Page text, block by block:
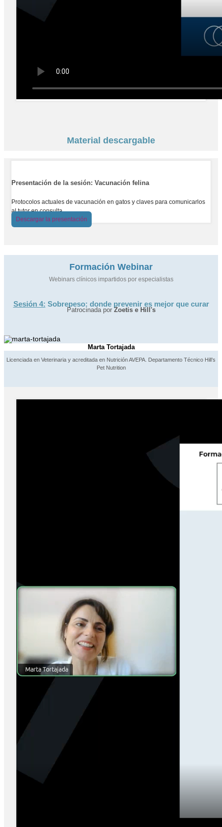
Material descargable
Presentación de la sesión: Vacunación felina
Protocolos actuales de vacunación en gatos y claves para comunicarlos
al tutor en consulta.
Descargar la presentación
Formación Webinar
Webinars clínicos impartidos por especialistas
Sesión 4: Sobrepeso: donde prevenir es mejor que curar
Patrocinada por Zoetis e Hill's
Marta Tortajada
Licenciada en Veterinaria y acreditada en Nutrición AVEPA. Departamento Técnico Hill’s
Pet Nutrition